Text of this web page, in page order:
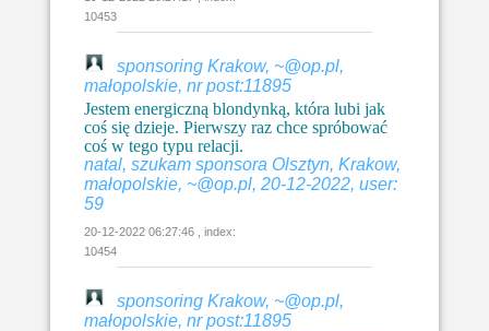
10453
sponsoring Krakow, ~@op.pl,
małopolskie, nr post:11895
Jestem energiczną blondynką, która lubi jak
coś się dzieje. Pierwszy raz chce spróbować
coś w tego typu relacji.
natal, szukam sponsora Olsztyn, Krakow,
małopolskie, ~@op.pl, 20-12-2022, user:
59
20-12-2022 06:27:46 , index:
10454
sponsoring Krakow, ~@op.pl,
małopolskie, nr post:11895